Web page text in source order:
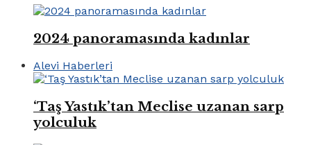
2024 panoramasında kadınlar
Alevi Haberleri
‘Taş Yastık’tan Meclise uzanan sarp
yolculuk